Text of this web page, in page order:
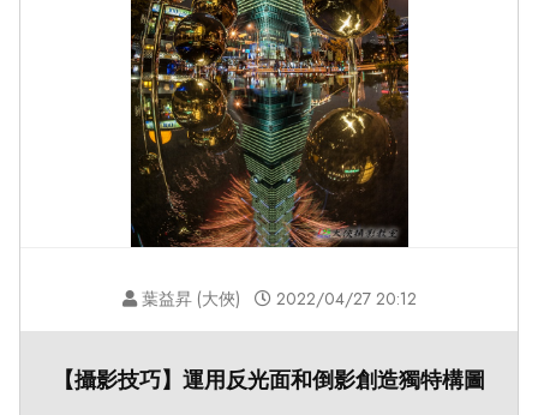
葉益昇 (大俠) 2022/04/27 20:12
【攝影技巧】運用反光面和倒影創造獨特構圖